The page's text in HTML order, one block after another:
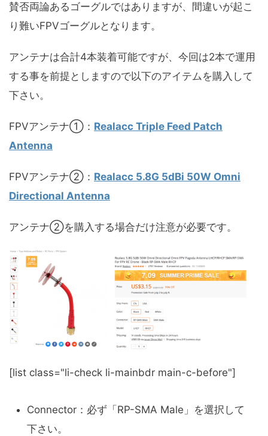
賛否両論あるゴーグルではありますが、間違いが起こ
り難いFPVゴーグルとなります。
アンテナは合計4本装着可能ですが、今回は2本で運用
する事を前提としますので以下のアイテムを購入して
下さい。
FPVアンテナ①： Realacc Triple Feed Patch
Antenna
FPVアンテナ②： Realacc 5.8G 5dBi 50W Omni
Directional Antenna
アンテナ②を購入する場合だけ注意が必要です。
[list class="li-check li-mainbdr main-c-before"]
Connector：必ず「RP-SMA Male」を選択して
下さい。